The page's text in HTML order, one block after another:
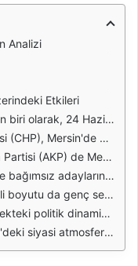
Analizi
Etkileri
yapısının bir yansıması oldu. Özellikle, Mersin'in demografik yapısı ve sosyal dinamikleri, seçim sonuçlarını etkileyen önemli faktörler arasında yer aldı.
bu destek, CHP'nin yerel yönetimlerdeki geçmiş başarıları ve partinin sosyal demokrat politikalarının karşılığını bulması ile ilişkilendirildi.
ilgili eleştirilerle birleşince, partinin oy oranını olumsuz etkiledi. Mersin'deki bazı seçmenler, alternatif partilere yönelerek değişim talep etti.
olduğunu gösteriyor. Bağımsız adaylar, özellikle yerel meselelerde daha fazla duyarlılık göstererek, seçmenlerin ilgisini çekmeyi başardılar.
katılması, partilerin stratejilerini de değiştirdi. Bu durum, gençlerin taleplerine duyarsız kalmayan adayların öne çıkmasını sağladı.
sosyal adalet, çevre sorunları ve ekonomik kalkınma gibi konular, Mersin'deki seçimlerde daha fazla ön plana çıkmaya başladı.
Mersin'in gelecekteki siyasi yapısını şekillendirecek önemli bir dönüm noktası olarak tarihe geçti.